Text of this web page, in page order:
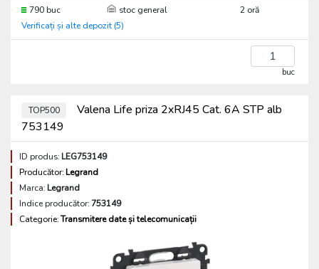
790 buc stoc general
2 oră
Verificați și alte depozit (5)
buc
TOP500
Valena Life priza 2xRJ45 Cat. 6A STP alb
753149
ID produs:LEG753149
Producător:Legrand
Marca:Legrand
Indice producător:753149
Categorie:Transmitere date și telecomunicații